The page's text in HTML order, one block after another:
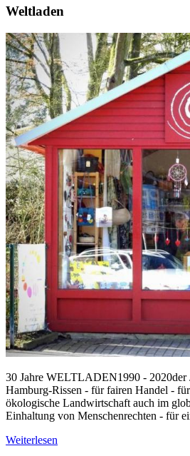
Weltladen
30 Jahre WELTLADEN1990 - 2020der
Hamburg-Rissen - für fairen Handel -
ökologische Landwirtschaft auch im
Einhaltung von Menschenrechten - für
Weiterlesen